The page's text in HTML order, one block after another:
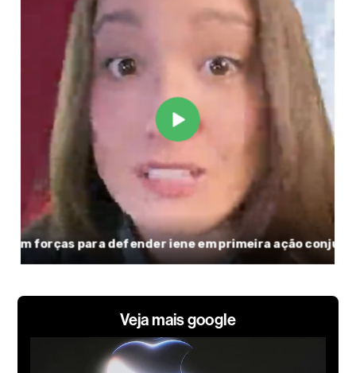
Veja mais google